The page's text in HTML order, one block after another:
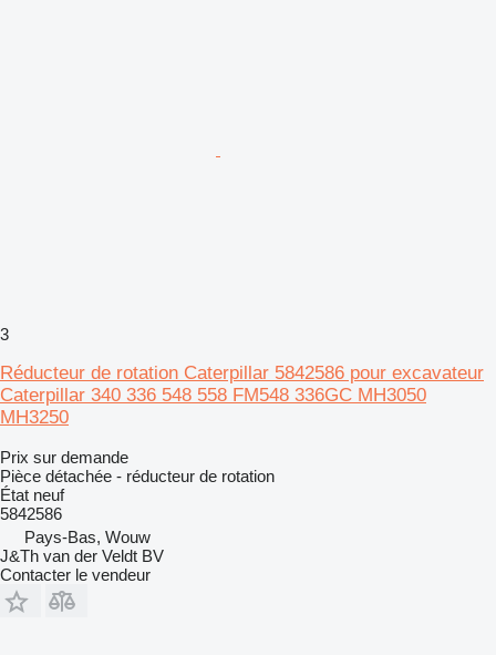
3
Réducteur de rotation Caterpillar 5842586 pour excavateur
Caterpillar 340 336 548 558 FM548 336GC MH3050
MH3250
Prix sur demande
Pièce détachée - réducteur de rotation
État neuf
5842586
Pays-Bas, Wouw
J&Th van der Veldt BV
Contacter le vendeur